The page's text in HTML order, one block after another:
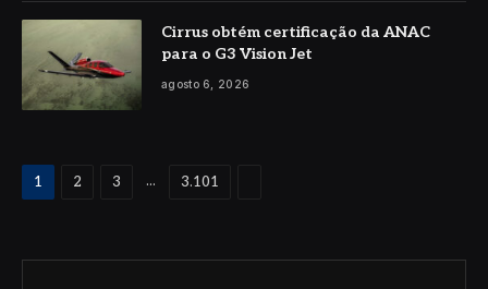
Cirrus obtém certificação da ANAC
para o G3 Vision Jet
agosto 6, 2026
1 2 3 ... 3.101